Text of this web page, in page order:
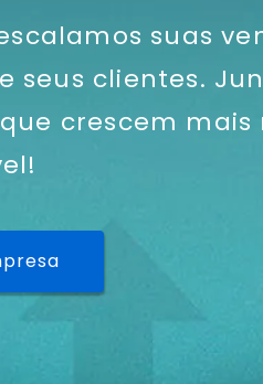
suas
seus clientes.
crescem